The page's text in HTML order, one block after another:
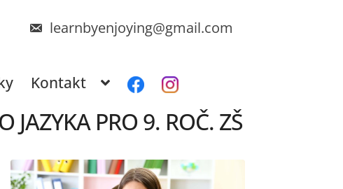
learnbyenjoying@gmail.com
Kontakt
JAZYKA PRO 9. ROČ. ZŠ